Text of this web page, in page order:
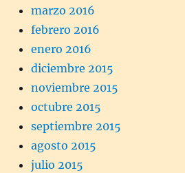
marzo 2016
febrero 2016
enero 2016
diciembre 2015
noviembre 2015
octubre 2015
septiembre 2015
agosto 2015
julio 2015